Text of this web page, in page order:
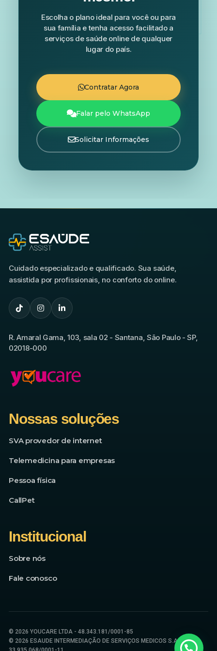
Escolha o plano ideal para você ou para
sua família e tenha acesso facilitado a
serviços de saúde online de qualquer
lugar do país.
Contratar Agora
Falar pelo WhatsApp
Solicitar Informações
Cuidado especializado e qualificado. Sua saúde,
assistida por profissionais, no conforto do online.
R. Amaral Gama, 103, sala 02 - Santana, São Paulo - SP,
02018-000
Nossas soluções
SVA provedor de internet
Telemedicina para empresas
Pessoa física
CallPet
Institucional
Sobre nós
Fale conosco
© 2026 YOUCARE LTDA - 48.343.181/0001-85
© 2026 ESAUDE INTERMEDIAÇÃO DE SERVIÇOS MEDICOS S.A -